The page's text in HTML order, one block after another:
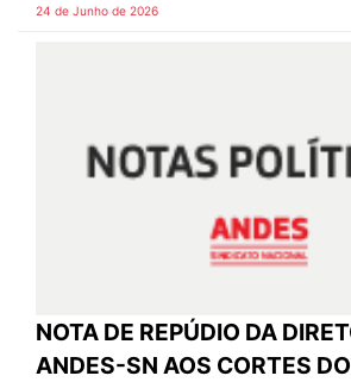
24 de Junho de 2026
NOTA DE REPÚDIO DA
ANDES-SN AOS CORTES DO